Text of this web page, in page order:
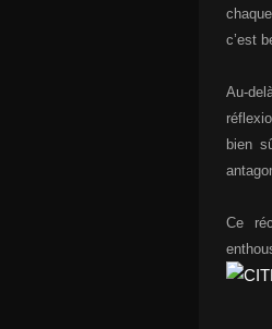
c’est
Au-
bien
Ce